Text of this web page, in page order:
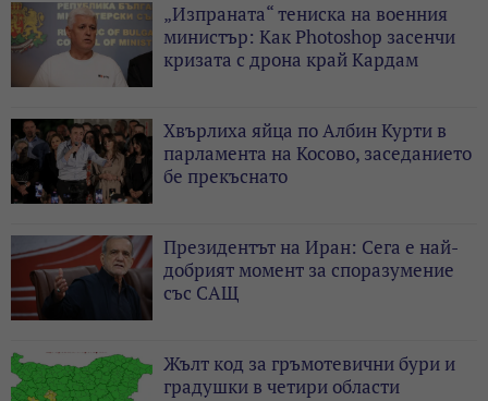
„Изпраната“ тениска на военния
министър: Как Photoshop засенчи
кризата с дрона край Кардам
Хвърлиха яйца по Албин Курти в
парламента на Косово, заседанието
бе прекъснато
Президентът на Иран: Сега е най-
добрият момент за споразумение
със САЩ
Жълт код за гръмотевични бури и
градушки в четири области